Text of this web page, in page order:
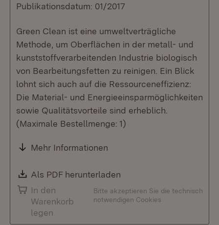
Publikationsdatum: 01/2017
Green Clean ist eine umweltverträgliche
Methode, um Oberflächen in der metall- und
kunststoffverarbeitenden Industrie biologisch
von Bearbeitungsfetten zu reinigen. Ein Blick
lohnt sich auch auf die Ressourceneffizienz:
Die Material- und Energieeinsparmöglichkeiten
sowie Qualitätsvorteile sind erheblich.
(Maximale Bestellmenge: 1)
Mehr Informationen
Download:
Als PDF herunterladen
In den
Warenkorb
legen
Bitte akzeptieren Sie die technisch
notwendigen Cookies